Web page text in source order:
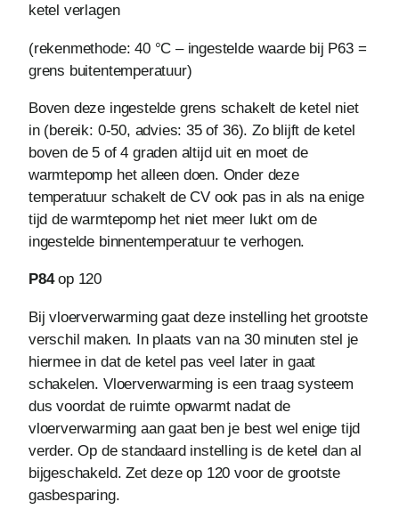
ketel verlagen
(rekenmethode: 40 °C – ingestelde waarde bij P63 =
grens buitentemperatuur)
Boven deze ingestelde grens schakelt de ketel niet
in (bereik: 0-50, advies: 35 of 36). Zo blijft de ketel
boven de 5 of 4 graden altijd uit en moet de
warmtepomp het alleen doen. Onder deze
temperatuur schakelt de CV ook pas in als na enige
tijd de warmtepomp het niet meer lukt om de
ingestelde binnentemperatuur te verhogen.
P84op 120
Bij vloerverwarming gaat deze instelling het grootste
verschil maken. In plaats van na 30 minuten stel je
hiermee in dat de ketel pas veel later in gaat
schakelen. Vloerverwarming is een traag systeem
dus voordat de ruimte opwarmt nadat de
vloerverwarming aan gaat ben je best wel enige tijd
verder. Op de standaard instelling is de ketel dan al
bijgeschakeld. Zet deze op 120 voor de grootste
gasbesparing.